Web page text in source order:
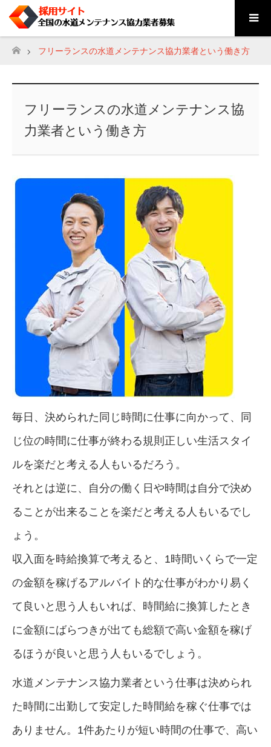
ホーム
フリーランスの水道メンテナンス協力業者という働き方
フリーランスの水道メンテナンス協
力業者という働き方
毎日、決められた同じ時間に仕事に向かって、同
じ位の時間に仕事が終わる規則正しい生活スタイ
ルを楽だと考える人もいるだろう。
それとは逆に、自分の働く日や時間は自分で決め
ることが出来ることを楽だと考える人もいるでし
ょう。
収入面を時給換算で考えると、1時間いくらで一定
の金額を稼げるアルバイト的な仕事がわかり易く
て良いと思う人もいれば、時間給に換算したとき
に金額にばらつきが出ても総額で高い金額を稼げ
るほうが良いと思う人もいるでしょう。
水道メンテナンス協力業者という仕事は決められ
た時間に出勤して安定した時間給を稼ぐ仕事では
ありません。1件あたりが短い時間の仕事で、高い